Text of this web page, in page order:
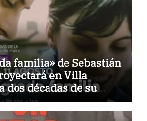
familia» de Sebastián
en Villa
dos décadas de su